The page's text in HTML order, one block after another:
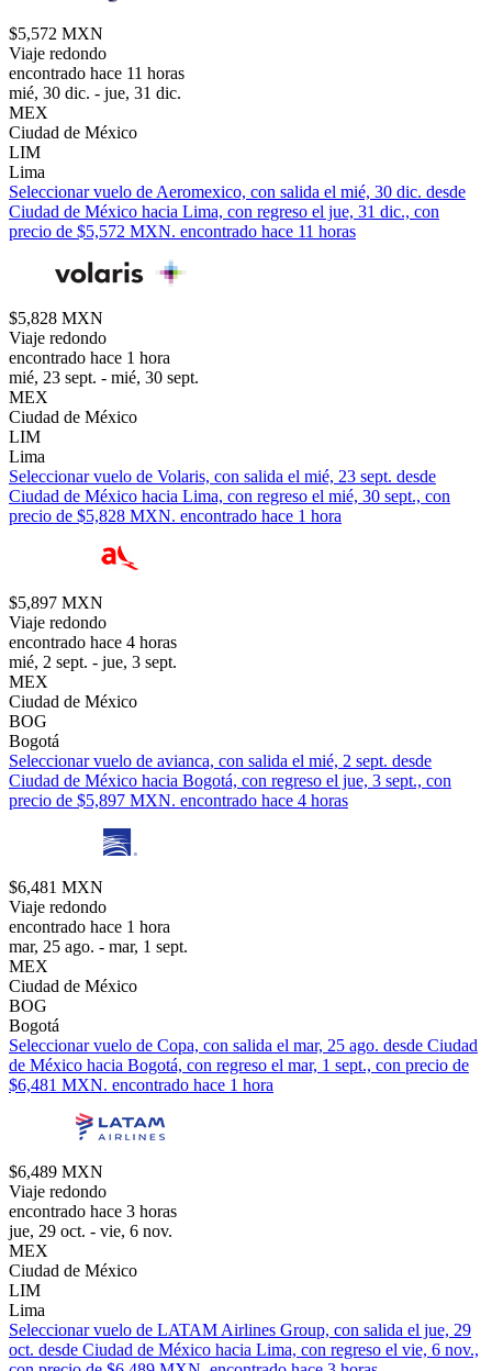
$5,572 MXN
Viaje redondo
encontrado hace 11 horas
mié, 30 dic. - jue, 31 dic.
MEX
Ciudad de México
LIM
Lima
Seleccionar vuelo de Aeromexico, con salida el mié, 30 dic. desde
Ciudad de México hacia Lima, con regreso el jue, 31 dic., con
precio de $5,572 MXN. encontrado hace 11 horas
$5,828 MXN
Viaje redondo
encontrado hace 1 hora
mié, 23 sept. - mié, 30 sept.
MEX
Ciudad de México
LIM
Lima
Seleccionar vuelo de Volaris, con salida el mié, 23 sept. desde
Ciudad de México hacia Lima, con regreso el mié, 30 sept., con
precio de $5,828 MXN. encontrado hace 1 hora
$5,897 MXN
Viaje redondo
encontrado hace 4 horas
mié, 2 sept. - jue, 3 sept.
MEX
Ciudad de México
BOG
Bogotá
Seleccionar vuelo de avianca, con salida el mié, 2 sept. desde
Ciudad de México hacia Bogotá, con regreso el jue, 3 sept., con
precio de $5,897 MXN. encontrado hace 4 horas
$6,481 MXN
Viaje redondo
encontrado hace 1 hora
mar, 25 ago. - mar, 1 sept.
MEX
Ciudad de México
BOG
Bogotá
Seleccionar vuelo de Copa, con salida el mar, 25 ago. desde Ciudad
de México hacia Bogotá, con regreso el mar, 1 sept., con precio de
$6,481 MXN. encontrado hace 1 hora
$6,489 MXN
Viaje redondo
encontrado hace 3 horas
jue, 29 oct. - vie, 6 nov.
MEX
Ciudad de México
LIM
Lima
Seleccionar vuelo de LATAM Airlines Group, con salida el jue, 29
oct. desde Ciudad de México hacia Lima, con regreso el vie, 6 nov.,